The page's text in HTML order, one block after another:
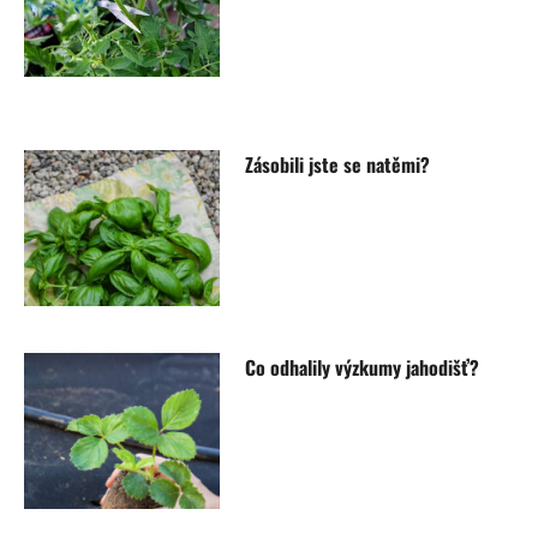
Zásobili jste se natěmi?
Co odhalily výzkumy jahodišť?